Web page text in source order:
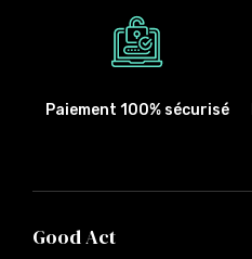
Paiement 100% sécurisé
Good Act